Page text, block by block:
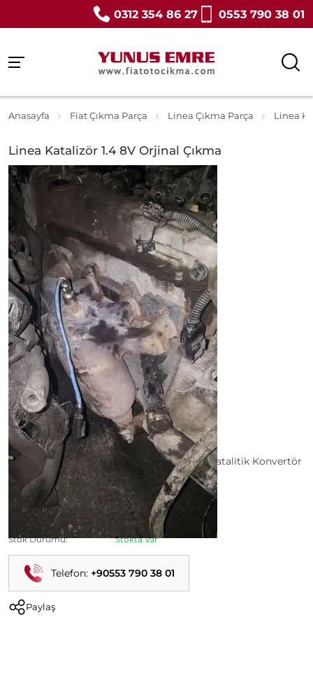
0312 354 86 27 0553 790 38 01
Anasayfa Fiat Çıkma Parça Linea Çıkma Parça Linea
Linea Katalizör 1.4 8V Orjinal Çıkma
Linea 1.4 Katalizör - inea 1.4 Egzoz - Linea Katalitik Konvertör
Ürün Kodu:
Kategori:
Linea Çıkma Parça
Durumu:
İkinci El
Stok Durumu:
Stokta Var
Telefon: +90553 790 38 01
Paylaş